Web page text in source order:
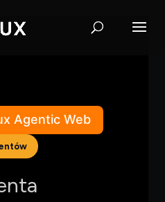
Agentic Web